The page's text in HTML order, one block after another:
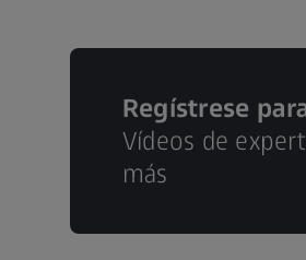
Regístrese
Vídeos de
más